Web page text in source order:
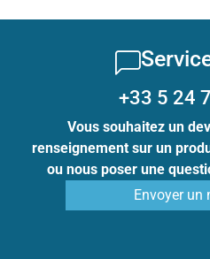
+33 5 24
Vous souhaitez un
renseignement sur un
ou nous poser une
Envoyer un